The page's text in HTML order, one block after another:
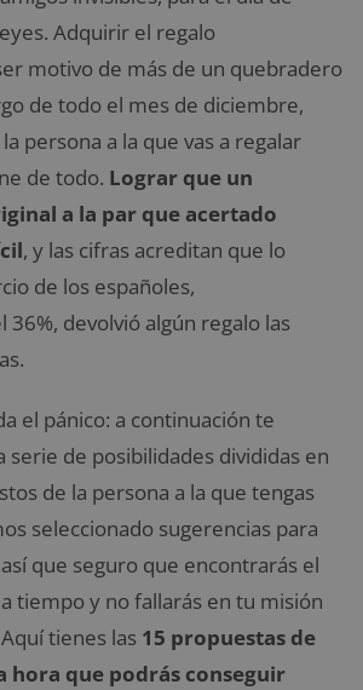
Adquirir el regalo
motivo de más de un quebradero
de todo el mes de diciembre,
persona a la que vas a regalar
de todo. Lograr que un
a la par que acertado
, y las cifras acreditan que lo
de los españoles,
devolvió algún regalo las
el pánico: a continuación te
serie de posibilidades divididas en
de la persona a la que tengas
seleccionado sugerencias para
que seguro que encontrarás el
tiempo y no fallarás en tu misión
tienes las 15 propuestas de
hora que podrás conseguir